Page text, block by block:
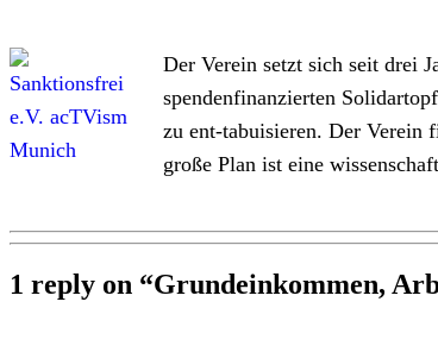
Der Verein setzt sich seit drei
spendenfinanzierten
zu ent-tabuisieren. Der Verein
große Plan ist eine
1 reply on “Grundeinkommen,